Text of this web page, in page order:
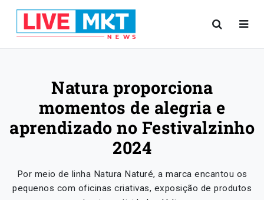
Natura proporciona
momentos de alegria e
aprendizado no Festivalzinho
2024
Por meio de linha Natura Naturé, a marca encantou os
pequenos com oficinas criativas, exposição de produtos